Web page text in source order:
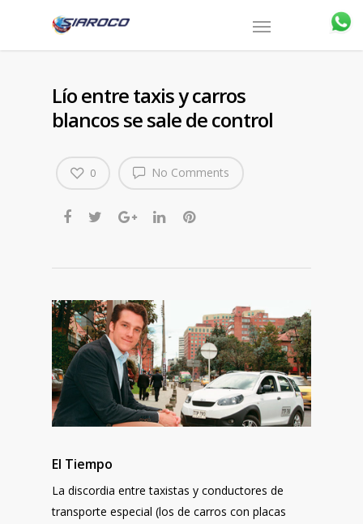
Lío entre taxis y carros
blancos se sale de control
No Comments
0
El Tiempo
La discordia entre taxistas y conductores de
transporte especial (los de carros con placas